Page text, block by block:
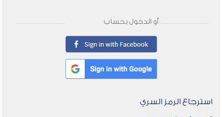
أو الدخول بحساب
استرجاع الرمز السري